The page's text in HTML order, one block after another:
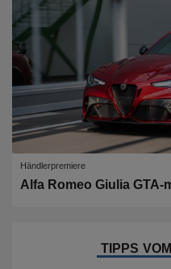
Händlerpremiere
Alfa Romeo Giulia GTA-
TIPPS